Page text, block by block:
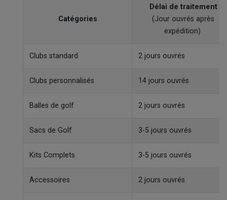
Catégories
Délai de traitement
(Jour ouvrés après
expédition)
Clubs standard 2 jours ouvrés
Clubs personnalisés 14 jours ouvrés
Balles de golf 2 jours ouvrés
Sacs de Golf 3-5 jours ouvrés
Kits Complets 3-5 jours ouvrés
Accessoires 2 jours ouvrés